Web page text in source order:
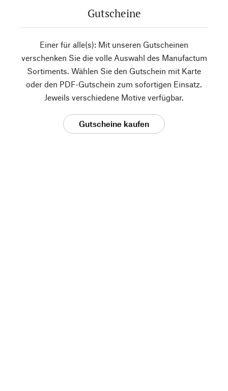
Gutscheine
Einer für alle(s): Mit unseren Gutscheinen
verschenken Sie die volle Auswahl des Manufactum
Sortiments. Wählen Sie den Gutschein mit Karte
oder den PDF-Gutschein zum sofortigen Einsatz.
Jeweils verschiedene Motive verfügbar.
Gutscheine kaufen